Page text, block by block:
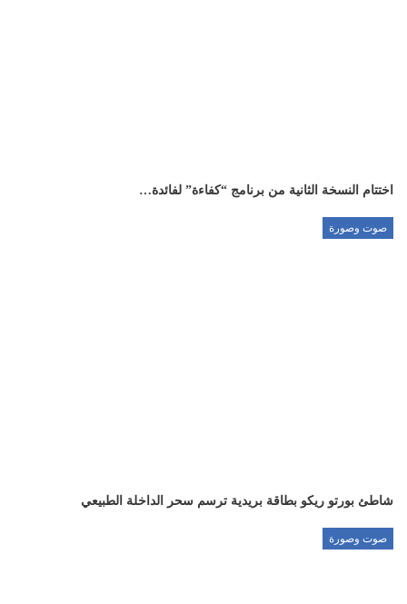
اختتام النسخة الثانية من برنامج “كفاءة” لفائدة…
صوت وصورة
شاطئ بورتو ريكو بطاقة بريدية ترسم سحر الداخلة الطبيعي
صوت وصورة